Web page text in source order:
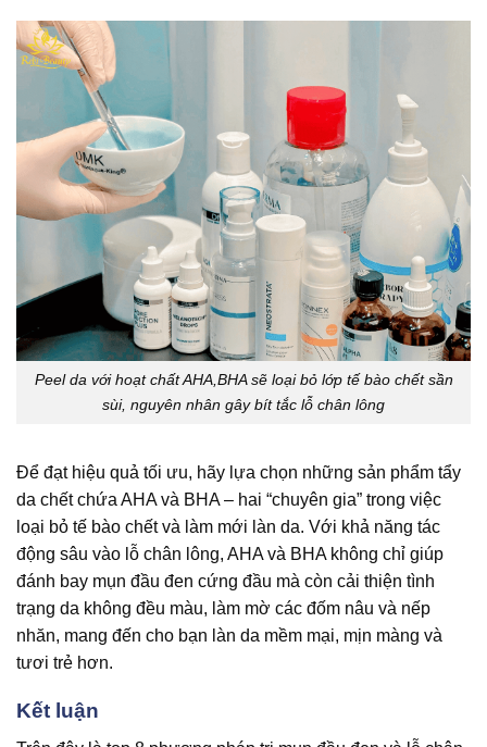
Peel da với hoạt chất AHA,BHA sẽ loại bỏ lớp tế bào chết sần
sùi, nguyên nhân gây bít tắc lỗ chân lông
Để đạt hiệu quả tối ưu, hãy lựa chọn những sản phẩm tẩy
da chết chứa AHA và BHA – hai “chuyên gia” trong việc
loại bỏ tế bào chết và làm mới làn da. Với khả năng tác
động sâu vào lỗ chân lông, AHA và BHA không chỉ giúp
đánh bay mụn đầu đen cứng đầu mà còn cải thiện tình
trạng da không đều màu, làm mờ các đốm nâu và nếp
nhăn, mang đến cho bạn làn da mềm mại, mịn màng và
tươi trẻ hơn.
Kết luận